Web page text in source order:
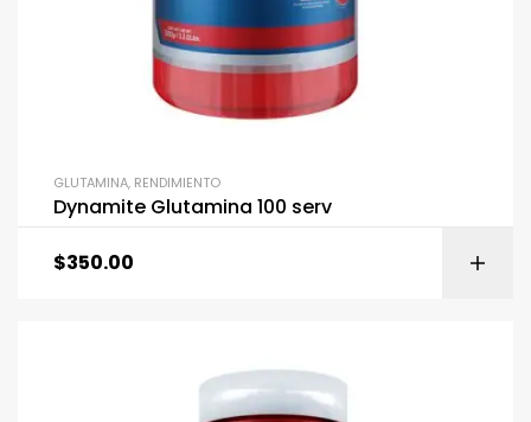
GLUTAMINA, RENDIMIENTO
Dynamite Glutamina 100 serv
$350.00